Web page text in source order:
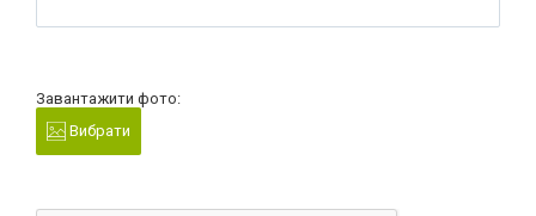
Завантажити фото:
Вибрати